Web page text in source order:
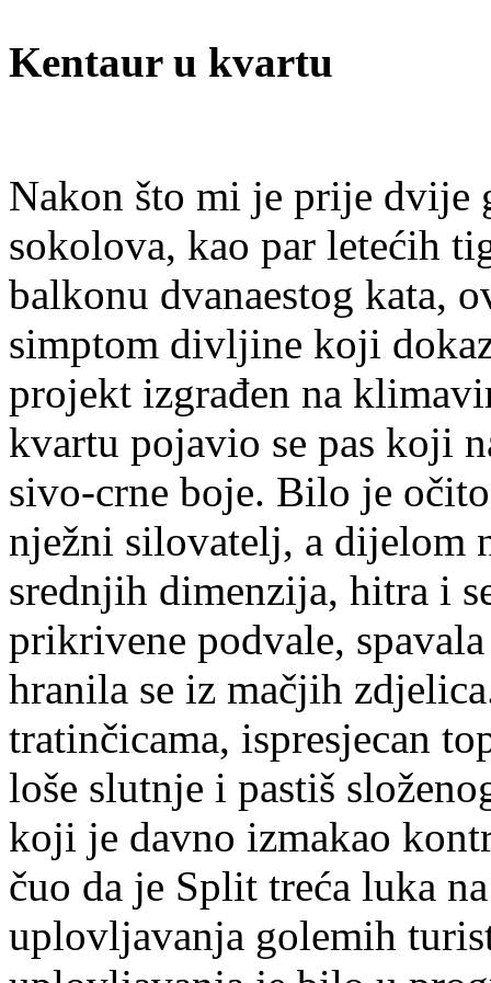
Kentaur u kvartu
Nakon što mi je prije dvije
sokolova, kao par letećih
balkonu dvanaestog kata,
simptom divljine koji
projekt izgrađen na
kvartu pojavio se pas koji
sivo-crne boje. Bilo je
nježni silovatelj, a dijelom
srednjih dimenzija, hitra i
prikrivene podvale,
hranila se iz mačjih
tratinčicama, ispresjecan
loše slutnje i pastiš
koji je davno izmakao
čuo da je Split treća luka
uplovljavanja golemih